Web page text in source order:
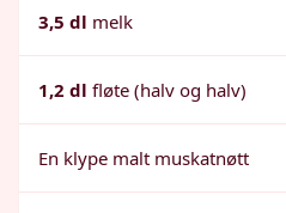
3,5 dl melk
1,2 dl fløte (halv og halv)
En klype malt muskatnøtt